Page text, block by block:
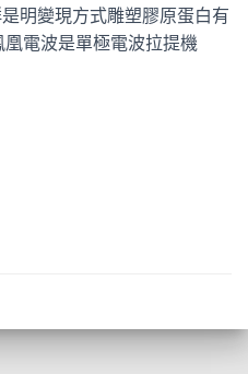
明變現方式雕塑膠原蛋白有
凰電波是單極電波拉提機